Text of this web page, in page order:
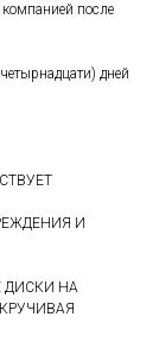
компанией после
дней
И
ДИСКИ НА